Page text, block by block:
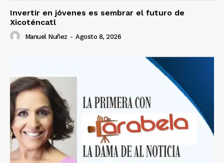
Invertir en jóvenes es sembrar el futuro de
Xicoténcatl
Manuel Nuñez - Agosto 8, 2026